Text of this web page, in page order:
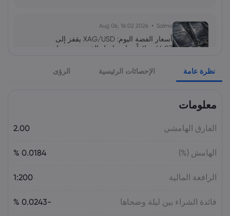
Salma
2026 Aug 06, 16:02
أسعار الفضة اليوم: XAG/USD يقفز إلى
64.07 دولاراً.. هل تواصل الفضة صعودها نحو
نظرة عامة الإحصائات الرئيسية الرؤى
معلومات
الفارق الهامشي 2.00
الهامش (%) 0.0184 %
الرافعة المالية 1:200
فائدة الشراء بين ليلة وضحاها -0.0243 %